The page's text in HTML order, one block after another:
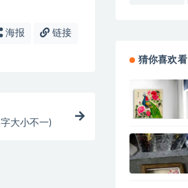
海报 链接
大小不一)
猜你喜欢看